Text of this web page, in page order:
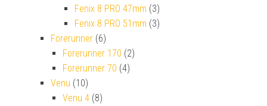
Fenix 8 PRO 47mm (3)
Fenix 8 PRO 51mm (3)
Forerunner (6)
Forerunner 170 (2)
Forerunner 70 (4)
Venu (10)
Venu 4 (8)